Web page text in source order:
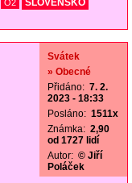
O2
SLOVENSKO
Svátek
» Obecné
Přidáno: 7. 2.
2023 - 18:33
Posláno: 1511x
Známka: 2,90
od 1727 lidí
Autor: © Jiří
Poláček